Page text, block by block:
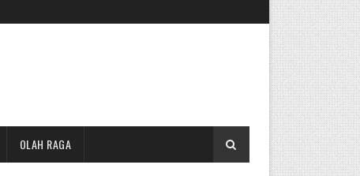
OLAH RAGA